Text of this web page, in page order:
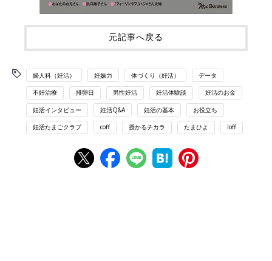
元記事へ戻る
婦人科（妊活） 妊娠力 体づくり（妊活） データ
不妊治療 排卵日 男性妊活 妊活体験談 妊活のお金
妊活インタビュー 妊活Q&A 妊活の基本 お役立ち
妊活たまごクラブ coff 授かるチカラ たまひよ loff